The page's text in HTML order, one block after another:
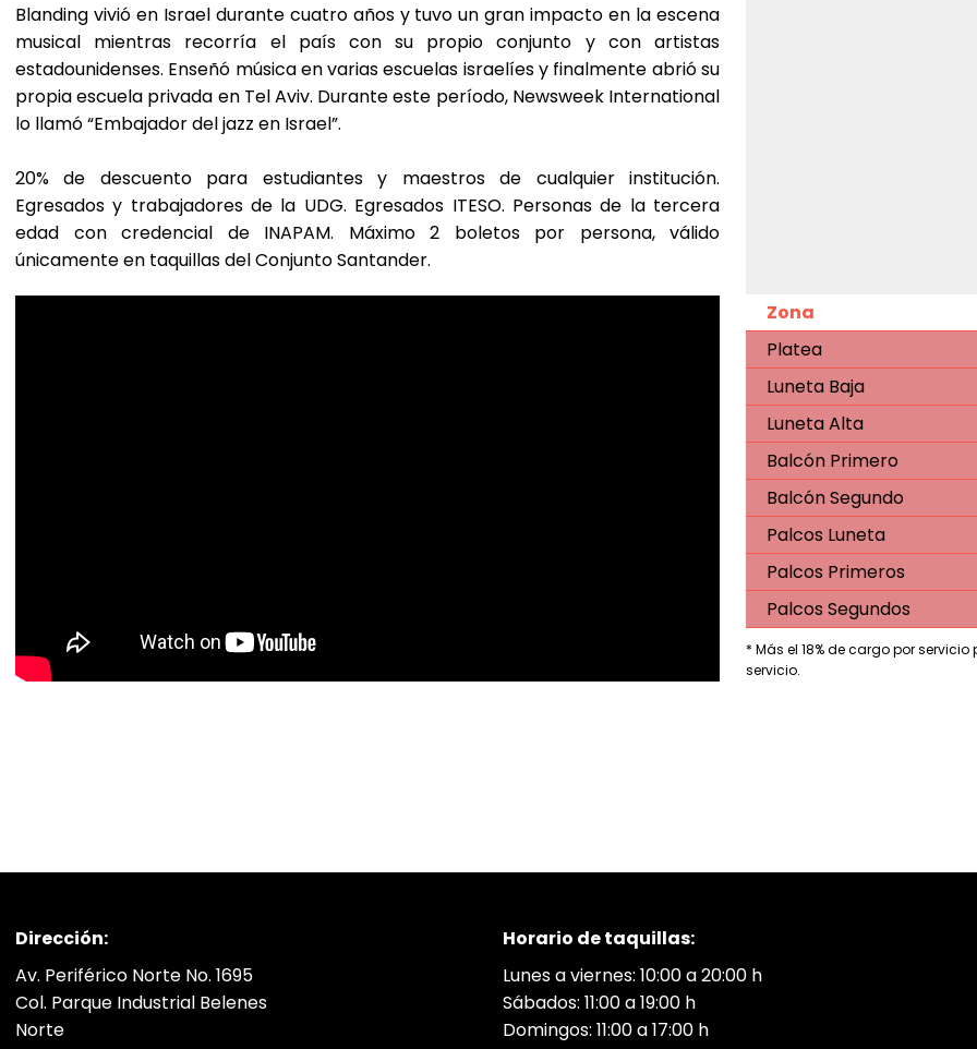
Blanding vivió en Israel durante cuatro años y tuvo un gran impacto en la escena
musical mientras recorría el país con su propio conjunto y con artistas
estadounidenses. Enseñó música en varias escuelas israelíes y finalmente abrió su
propia escuela privada en Tel Aviv. Durante este período, Newsweek International
lo llamó “Embajador del jazz en Israel”.
20% de descuento para estudiantes y maestros de cualquier institución.
Egresados y trabajadores de la UDG. Egresados ITESO. Personas de la tercera
edad con credencial de INAPAM. Máximo 2 boletos por persona, válido
únicamente en taquillas del Conjunto Santander.
Zona
Platea
Luneta Baja
Luneta Alta
Balcón Primero
Balcón Segundo
Palcos Luneta
Palcos Primeros
Palcos Segundos
* Más el 18% de cargo por
servicio.
Dirección:
Av. Periférico Norte No. 1695
Col. Parque Industrial Belenes
Norte
Horario de taquillas:
Lunes a viernes: 10:00 a 20:00 h
Sábados: 11:00 a 19:00 h
Domingos: 11:00 a 17:00 h